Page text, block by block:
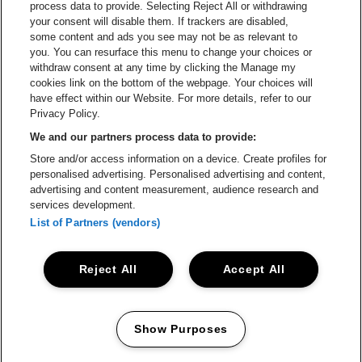
Ga naar de website van Champagne
Ga naar de website
Ga naar de website van Het logo van
Ga naar de website
Ga naar de
Ga naar
Capitole Gent is een deel van be•at
Capitole Gent
Be-At Venues
Schijnpoortweg 119, 2170 Antwerpen
BTW (BE) 0461.051.688 - RPR Antwerpen
BNP Paribas Fortis - IBAN: BE93 2200 4925 0067 - BIC:
GEBABEBB
ProclaimerCookiesManage my cookiesPrivacy
process data to provide. Selecting Reject All or withdrawing
your consent will disable them. If trackers are disabled,
some content and ads you see may not be as relevant to
you. You can resurface this menu to change your choices or
withdraw consent at any time by clicking the Manage my
cookies link on the bottom of the webpage. Your choices will
have effect within our Website. For more details, refer to our
Privacy Policy.
We and our partners process data to provide:
Store and/or access information on a device. Create profiles for
personalised advertising. Personalised advertising and content,
advertising and content measurement, audience research and
services development.
List of Partners (vendors)
Accept All
Reject All
Show Purposes